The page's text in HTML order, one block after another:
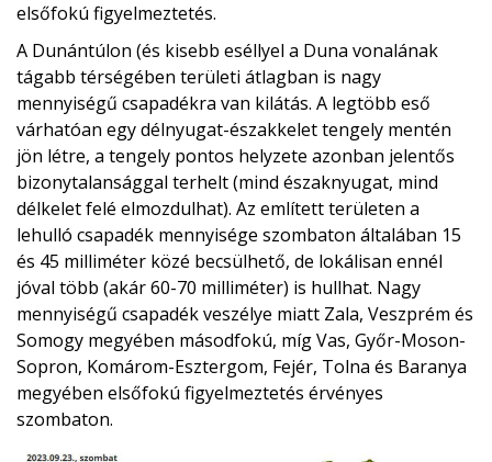
elsőfokú figyelmeztetés.
A Dunántúlon (és kisebb eséllyel a Duna vonalának
tágabb térségében területi átlagban is nagy
mennyiségű csapadékra van kilátás. A legtöbb eső
várhatóan egy délnyugat-északkelet tengely mentén
jön létre, a tengely pontos helyzete azonban jelentős
bizonytalansággal terhelt (mind északnyugat, mind
délkelet felé elmozdulhat). Az említett területen a
lehulló csapadék mennyisége szombaton általában 15
és 45 milliméter közé becsülhető, de lokálisan ennél
jóval több (akár 60-70 milliméter) is hullhat. Nagy
mennyiségű csapadék veszélye miatt Zala, Veszprém és
Somogy megyében másodfokú, míg Vas, Győr-Moson-
Sopron, Komárom-Esztergom, Fejér, Tolna és Baranya
megyében elsőfokú figyelmeztetés érvényes
szombaton.